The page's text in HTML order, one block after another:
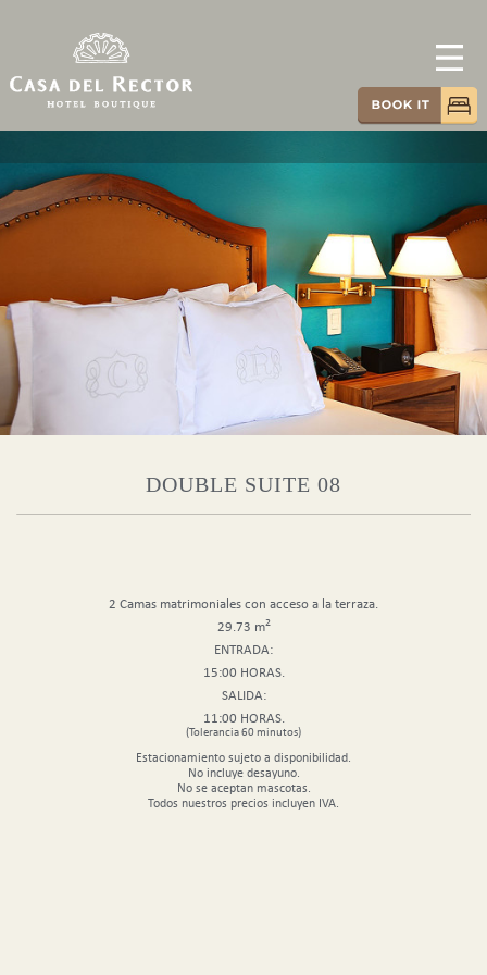
DOUBLE SUITE 08
2 Camas matrimoniales con acceso a la terraza.
29.73 m2
ENTRADA:
15:00 HORAS.
SALIDA:
11:00 HORAS.
(Tolerancia 60 minutos)
Estacionamiento sujeto a disponibilidad.
No incluye desayuno.
No se aceptan mascotas.
Todos nuestros precios incluyen IVA.